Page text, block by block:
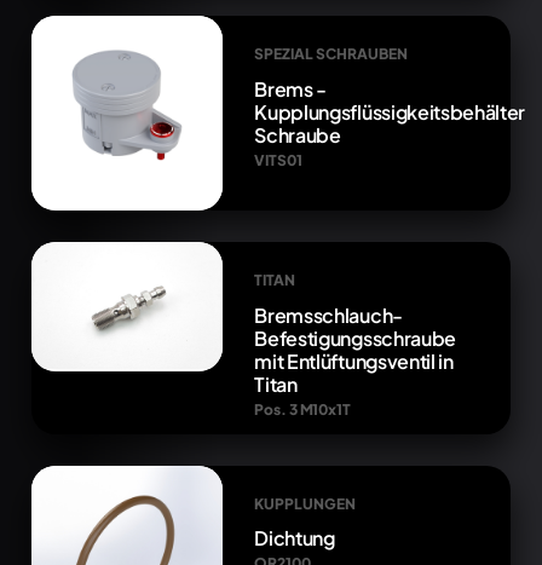
SPEZIAL SCHRAUBEN
Brems -
Kupplungsflüssigkeitsbehälter
Schraube
VITS01
TITAN
Bremsschlauch-
Befestigungsschraube
mit Entlüftungsventil in
Titan
Pos. 3 M10x1T
KUPPLUNGEN
Dichtung